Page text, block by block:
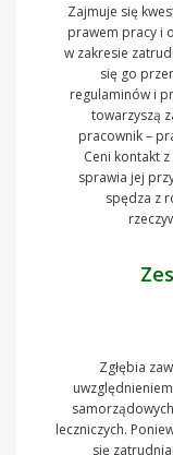
Zajmuje się
prawem pracy i
w zakresie
się go
regulaminów i
towarzyszą
pracownik –
Ceni kontakt
sprawia jej
spędza z
Zgłębia
leczniczych.
się